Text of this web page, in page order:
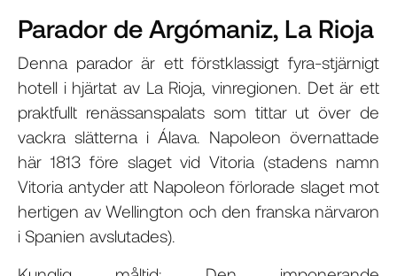
Parador de Argómaniz, La Rioja
Denna parador är ett förstklassigt fyra-stjärnigt
hotell i hjärtat av La Rioja, vinregionen. Det är ett
praktfullt renässanspalats som tittar ut över de
vackra slätterna i Álava. Napoleon övernattade
här 1813 före slaget vid Vitoria (stadens namn
Vitoria antyder att Napoleon förlorade slaget mot
hertigen av Wellington och den franska närvaron
i Spanien avslutades).